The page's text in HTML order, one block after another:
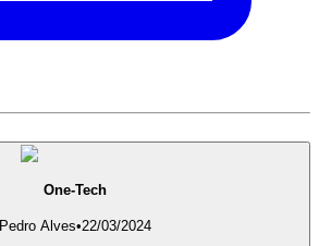
One-Tech
Pedro Alves•22/03/2024